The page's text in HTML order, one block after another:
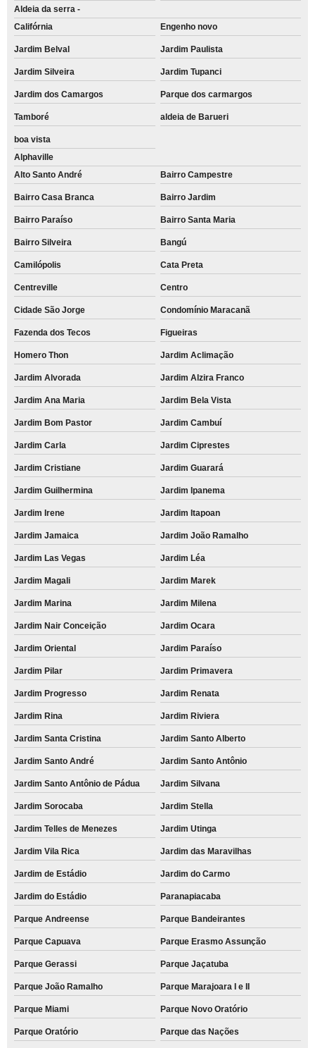
Aldeia da serra -
Califórnia
Engenho novo
Jardim Belval Jardim Paulista
Jardim Silveira Jardim Tupanci
Jardim dos Camargos Parque dos carmargos
Tamboré aldeia de Barueri
boa vista
Alphaville
Alto Santo André
Bairro Campestre
Bairro Casa Branca Bairro Jardim
Bairro Paraíso Bairro Santa Maria
Bairro Silveira Bangú
Camilópolis Cata Preta
Centreville Centro
Cidade São Jorge Condomínio Maracanã
Fazenda dos Tecos Figueiras
Homero Thon Jardim Aclimação
Jardim Alvorada Jardim Alzira Franco
Jardim Ana Maria Jardim Bela Vista
Jardim Bom Pastor Jardim Cambuí
Jardim Carla Jardim Ciprestes
Jardim Cristiane Jardim Guarará
Jardim Guilhermina Jardim Ipanema
Jardim Irene Jardim Itapoan
Jardim Jamaica Jardim João Ramalho
Jardim Las Vegas Jardim Léa
Jardim Magali Jardim Marek
Jardim Marina Jardim Milena
Jardim Nair Conceição Jardim Ocara
Jardim Oriental Jardim Paraíso
Jardim Pilar Jardim Primavera
Jardim Progresso Jardim Renata
Jardim Rina Jardim Riviera
Jardim Santa Cristina Jardim Santo Alberto
Jardim Santo André Jardim Santo Antônio
Jardim Santo Antônio de Pádua Jardim Silvana
Jardim Sorocaba Jardim Stella
Jardim Telles de Menezes Jardim Utinga
Jardim Vila Rica Jardim das Maravilhas
Jardim de Estádio Jardim do Carmo
Jardim do Estádio Paranapiacaba
Parque Andreense Parque Bandeirantes
Parque Capuava Parque Erasmo Assunção
Parque Gerassi Parque Jaçatuba
Parque João Ramalho Parque Marajoara I e II
Parque Miami Parque Novo Oratório
Parque Oratório Parque das Nações